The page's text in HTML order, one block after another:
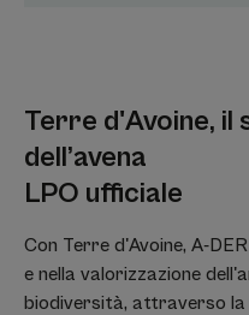
Terre d'Avoine, il
dell’avena
LPO ufficiale
Con Terre d'Avoine, A-
e nella valorizzazione
biodiversità, attraverso la